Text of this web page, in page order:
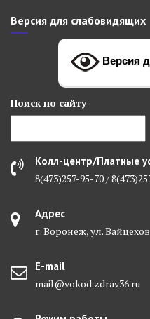
Версия для слабовидящих
Версия
Поиск по сайту
Колл-центр/Платные
8(473)257-95-70 /
Адрес
г. Воронеж, ул.
E-mail
mail@vokod.zdrav36.ru